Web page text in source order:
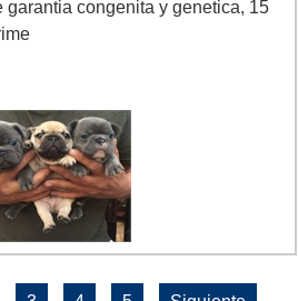
garantia congenita y genetica, 15